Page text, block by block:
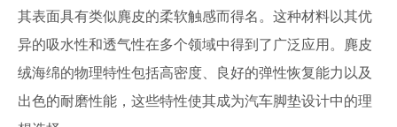
其表面具有类似麂皮的柔软触感而得名。这种材料以其优
异的吸水性和透气性在多个领域中得到了广泛应用。麂皮
绒海绵的物理特性包括高密度、良好的弹性恢复能力以及
出色的耐磨性能，这些特性使其成为汽车脚垫设计中的理